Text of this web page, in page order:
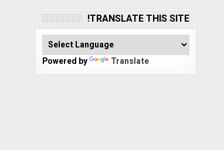
TRANSLATE THIS SITE!
Powered by Translate